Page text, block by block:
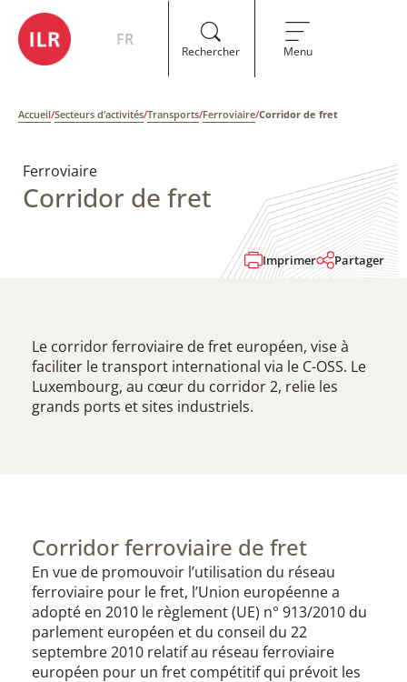
FR
Rechercher Menu
Accueil/Secteurs d’activités/Transports/Ferroviaire/Corridor de fret
Ferroviaire
Corridor de fret
Imprimer Partager
Le corridor ferroviaire de fret européen, vise à
faciliter le transport international via le C-OSS. Le
Luxembourg, au cœur du corridor 2, relie les
grands ports et sites industriels.
Corridor ferroviaire de fret
En vue de promouvoir l’utilisation du réseau
ferroviaire pour le fret, l’Union européenne a
adopté en 2010 le règlement (UE) n° 913/2010 du
parlement européen et du conseil du 22
septembre 2010 relatif au réseau ferroviaire
européen pour un fret compétitif qui prévoit les